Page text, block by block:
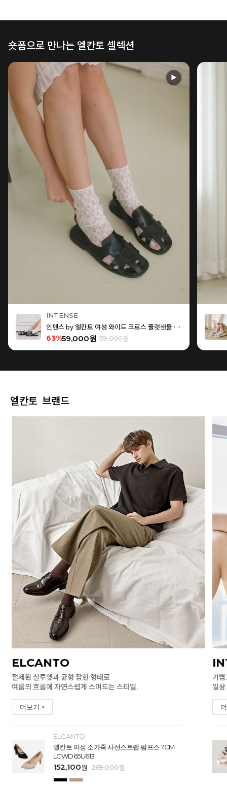
숏폼으로 만나는 엘칸토 셀렉션
▶
INTENSE
인텐스 by 엘칸토 여성 와이드 크로스 플랫샌들 1.5cm LCWW15I626
63%59,000원 159,000원
엘칸토 브랜드
ELCANTO
절제된 실루엣과 균형 잡힌 형태로
여름의 흐름에 자연스럽게 스며드는 스타일.
더보기 >
ELCANTO
엘칸토 여성 소가죽 사선스트랩 펌프스 7CM
LCWD65U613
152,100원 269,000원
가
일